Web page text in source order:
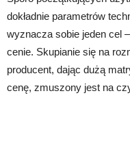
dokładnie parametrów
wyznacza sobie jeden cel
cenie. Skupianie się na
producent, dając dużą
cenę, zmuszony jest na